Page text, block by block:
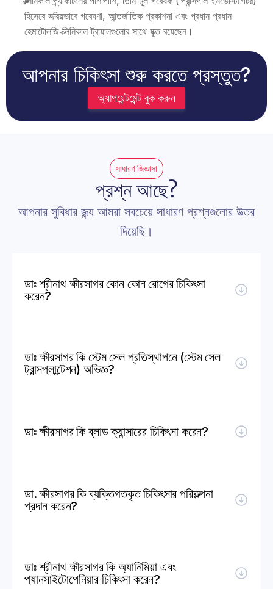
হিসেবে সক্রিয়ভাবে গবেষণা, আন্তর্জাতিক প্রকাশনা এবং প্রধান প্রধান
হেমাটোলজি ক্লিনিকাল ট্রায়ালগুলোর সাথে যুক্ত রয়েছেন।
আপনার চিকিৎসা শুরু করতে প্রস্তুত?
অ্যাপয়েন্টমেন্ট বুক করুন
সাধারণ জিজ্ঞাসা
প্রশ্ন আছে?
আপনার সুবিধার জন্য আমরা সবচেয়ে সাধারণ প্রশ্নগুলোর উত্তর
দিয়েছি।
ডাঃ শ্রীনাথ ক্ষীরসাগর কোন কোন রোগের চিকিৎসা
করেন?
ডাঃ ক্ষীরসাগর কি স্টেম সেল প্রতিস্থাপনে (স্টেম সেল
ট্রান্সপ্লান্টেশন) অভিজ্ঞ?
ডাঃ ক্ষীরসাগর কি ব্লাড ক্যান্সারের চিকিৎসা করেন?
ডা. ক্ষীরসাগর কি ব্যক্তিগতকৃত চিকিৎসার পরিকল্পনা
প্রদান করেন?
ডাঃ শ্রীনাথ ক্ষীরসাগর কি অ্যানিমিয়া এবং
প্যানসাইটোপেনিয়ার চিকিৎসা করেন?